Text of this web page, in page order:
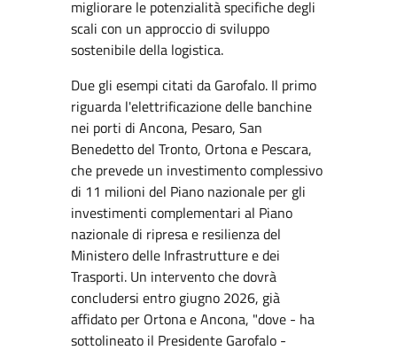
migliorare le potenzialità specifiche degli
scali con un approccio di sviluppo
sostenibile della logistica.
Due gli esempi citati da Garofalo. Il primo
riguarda l'elettrificazione delle banchine
nei porti di Ancona, Pesaro, San
Benedetto del Tronto, Ortona e Pescara,
che prevede un investimento complessivo
di 11 milioni del Piano nazionale per gli
investimenti complementari al Piano
nazionale di ripresa e resilienza del
Ministero delle Infrastrutture e dei
Trasporti. Un intervento che dovrà
concludersi entro giugno 2026, già
affidato per Ortona e Ancona, "dove - ha
sottolineato il Presidente Garofalo -